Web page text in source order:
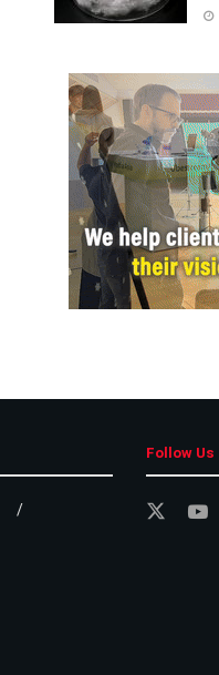
Follow Us